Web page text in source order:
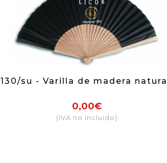
130/su - Varilla de madera
0,00€
(IVA no incluido)